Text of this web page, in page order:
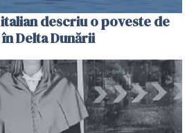
descriu o poveste de
Delta Dunării